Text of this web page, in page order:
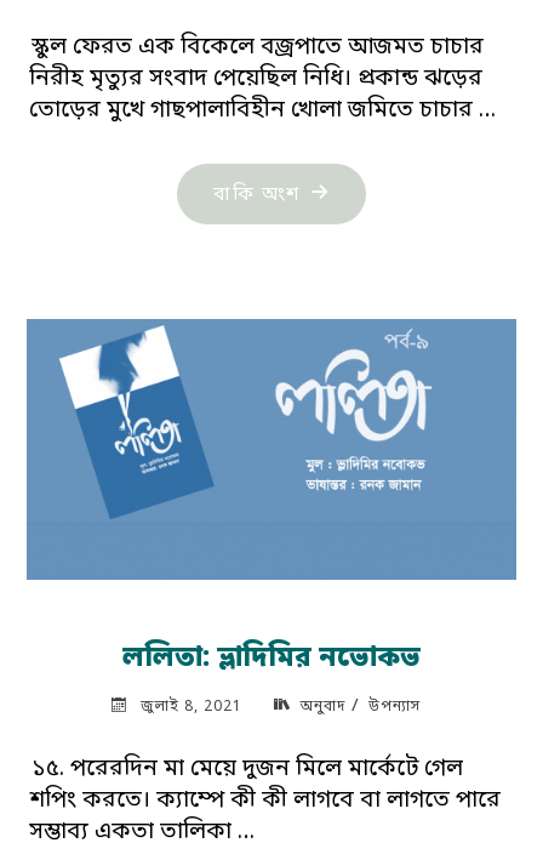
স্কুল ফেরত এক বিকেলে বজ্রপাতে আজমত চাচার
নিরীহ মৃত্যুর সংবাদ পেয়েছিল নিধি। প্রকান্ড ঝড়ের
তোড়ের মুখে গাছপালাবিহীন খোলা জমিতে চাচার …
বাকি অংশ "নাহার
মনিকা:
ললিতা: ভ্লাদিমির নভোকভ
জুলাই 8, 2021 অনুবাদ / উপন্যাস
১৫. পরেরদিন মা মেয়ে দুজন মিলে মার্কেটে গেল
শপিং করতে। ক্যাম্পে কী কী লাগবে বা লাগতে পারে
সম্ভাব্য একতা তালিকা …